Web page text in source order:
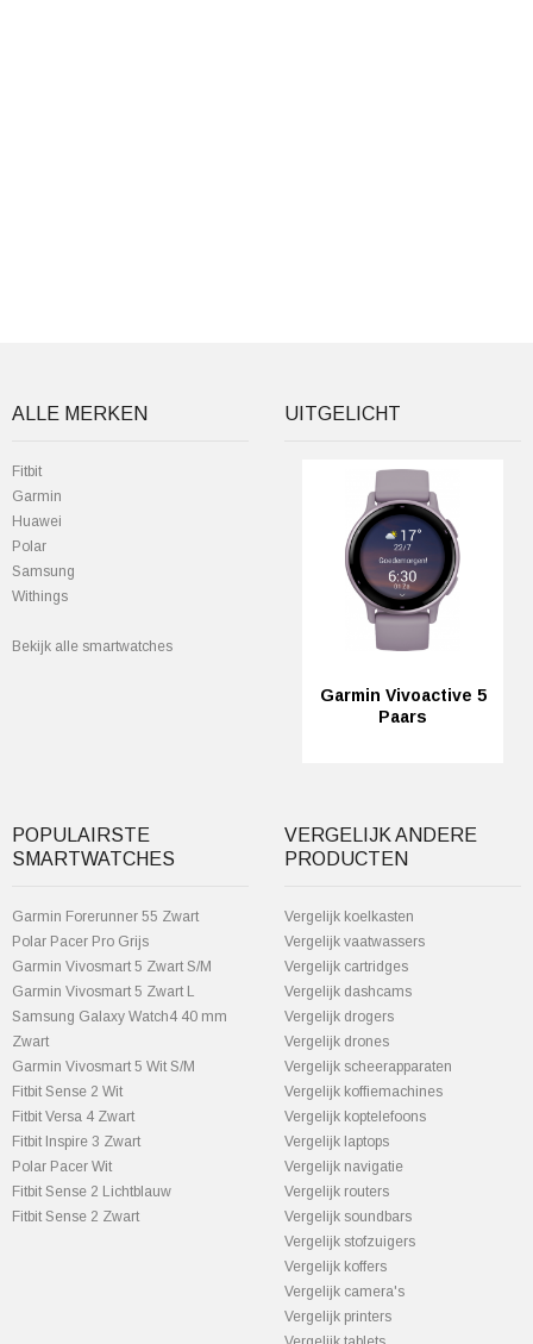
ALLE MERKEN
Fitbit
Garmin
Huawei
Polar
Samsung
Withings
Bekijk alle smartwatches
UITGELICHT
Garmin Vivoactive 5
Paars
POPULAIRSTE
SMARTWATCHES
Garmin Forerunner 55 Zwart
Polar Pacer Pro Grijs
Garmin Vivosmart 5 Zwart S/M
Garmin Vivosmart 5 Zwart L
Samsung Galaxy Watch4 40 mm
Zwart
Garmin Vivosmart 5 Wit S/M
Fitbit Sense 2 Wit
Fitbit Versa 4 Zwart
Fitbit Inspire 3 Zwart
Polar Pacer Wit
Fitbit Sense 2 Lichtblauw
Fitbit Sense 2 Zwart
VERGELIJK ANDERE
PRODUCTEN
Vergelijk koelkasten
Vergelijk vaatwassers
Vergelijk cartridges
Vergelijk dashcams
Vergelijk drogers
Vergelijk drones
Vergelijk scheerapparaten
Vergelijk koffiemachines
Vergelijk koptelefoons
Vergelijk laptops
Vergelijk navigatie
Vergelijk routers
Vergelijk soundbars
Vergelijk stofzuigers
Vergelijk koffers
Vergelijk camera's
Vergelijk printers